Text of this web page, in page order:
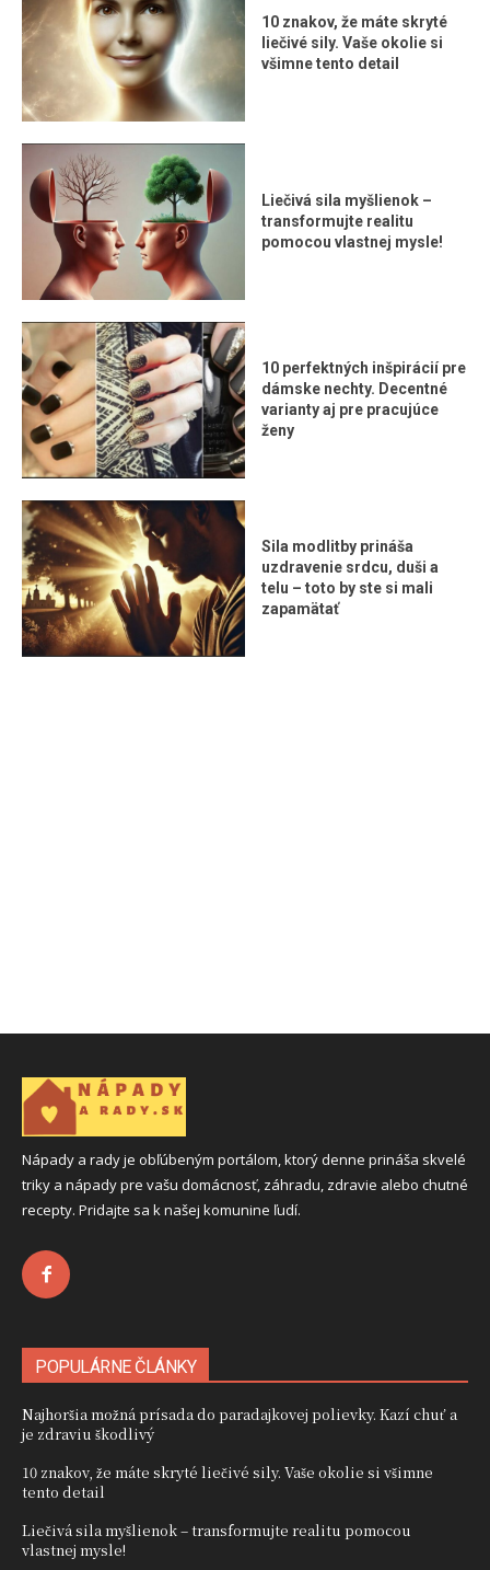
10 znakov, že máte skryté
liečivé sily. Vaše okolie si
všimne tento detail
Liečivá sila myšlienok –
transformujte realitu
pomocou vlastnej mysle!
10 perfektných inšpirácií pre
dámske nechty. Decentné
varianty aj pre pracujúce
ženy
Sila modlitby prináša
uzdravenie srdcu, duši a
telu – toto by ste si mali
zapamätať
Nápady a rady je obľúbeným portálom, ktorý denne prináša skvelé
triky a nápady pre vašu domácnosť, záhradu, zdravie alebo chutné
recepty. Pridajte sa k našej komunine ľudí.
POPULÁRNE ČLÁNKY
Najhoršia možná prísada do paradajkovej polievky. Kazí chuť a
je zdraviu škodlivý
10 znakov, že máte skryté liečivé sily. Vaše okolie si všimne
tento detail
Liečivá sila myšlienok – transformujte realitu pomocou
vlastnej mysle!